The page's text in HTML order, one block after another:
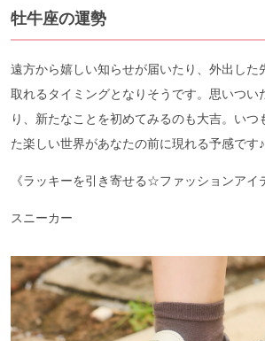
牡牛座の運勢
遠方から嬉しい知らせが届いたり、外出した
取れるタイミングとなりそうです。思いつい
り、新たなことを初めてみるのも大吉。いつ
た楽しい世界があなたの前に現れる予感です♪
《ラッキーを引き寄せる☆ファッションアイ
スニーカー